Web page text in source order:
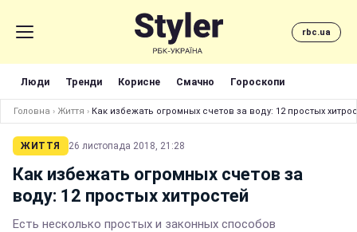
rbc.ua
Люди Тренди Корисне Смачно Гороскопи
Головна › Життя › Как избежать огромных счетов за воду: 12 простых
ЖИТТЯ 26 листопада 2018, 21:28
Как избежать огромных счетов за
воду: 12 простых хитростей
Есть несколько простых и законных способов